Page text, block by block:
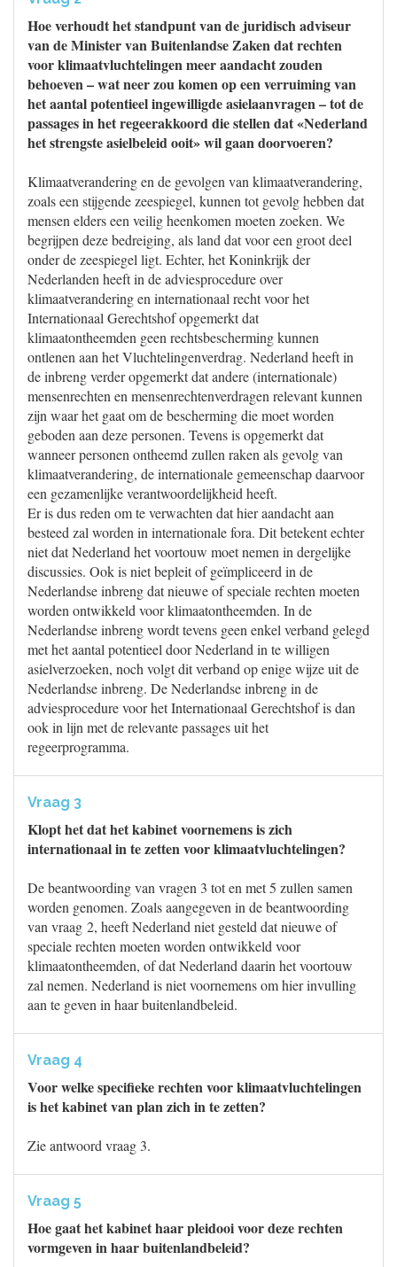
Hoe verhoudt het standpunt van de juridisch adviseur
van de Minister van Buitenlandse Zaken dat rechten
voor klimaatvluchtelingen meer aandacht zouden
behoeven – wat neer zou komen op een verruiming van
het aantal potentieel ingewilligde asielaanvragen – tot de
passages in het regeerakkoord die stellen dat «Nederland
het strengste asielbeleid ooit» wil gaan doorvoeren?
Klimaatverandering en de gevolgen van klimaatverandering,
zoals een stijgende zeespiegel, kunnen tot gevolg hebben dat
mensen elders een veilig heenkomen moeten zoeken. We
begrijpen deze bedreiging, als land dat voor een groot deel
onder de zeespiegel ligt. Echter, het Koninkrijk der
Nederlanden heeft in de adviesprocedure over
klimaatverandering en internationaal recht voor het
Internationaal Gerechtshof opgemerkt dat
klimaatontheemden geen rechtsbescherming kunnen
ontlenen aan het Vluchtelingenverdrag. Nederland heeft in
de inbreng verder opgemerkt dat andere (internationale)
mensenrechten en mensenrechtenverdragen relevant kunnen
zijn waar het gaat om de bescherming die moet worden
geboden aan deze personen. Tevens is opgemerkt dat
wanneer personen ontheemd zullen raken als gevolg van
klimaatverandering, de internationale gemeenschap daarvoor
een gezamenlijke verantwoordelijkheid heeft.
Er is dus reden om te verwachten dat hier aandacht aan
besteed zal worden in internationale fora. Dit betekent echter
niet dat Nederland het voortouw moet nemen in dergelijke
discussies. Ook is niet bepleit of geïmpliceerd in de
Nederlandse inbreng dat nieuwe of speciale rechten moeten
worden ontwikkeld voor klimaatontheemden. In de
Nederlandse inbreng wordt tevens geen enkel verband gelegd
met het aantal potentieel door Nederland in te willigen
asielverzoeken, noch volgt dit verband op enige wijze uit de
Nederlandse inbreng. De Nederlandse inbreng in de
adviesprocedure voor het Internationaal Gerechtshof is dan
ook in lijn met de relevante passages uit het
regeerprogramma.
Vraag 3
Klopt het dat het kabinet voornemens is zich
internationaal in te zetten voor klimaatvluchtelingen?
De beantwoording van vragen 3 tot en met 5 zullen samen
worden genomen. Zoals aangegeven in de beantwoording
van vraag 2, heeft Nederland niet gesteld dat nieuwe of
speciale rechten moeten worden ontwikkeld voor
klimaatontheemden, of dat Nederland daarin het voortouw
zal nemen. Nederland is niet voornemens om hier invulling
aan te geven in haar buitenlandbeleid.
Vraag 4
Voor welke specifieke rechten voor klimaatvluchtelingen
is het kabinet van plan zich in te zetten?
Zie antwoord vraag 3.
Vraag 5
Hoe gaat het kabinet haar pleidooi voor deze rechten
vormgeven in haar buitenlandbeleid?